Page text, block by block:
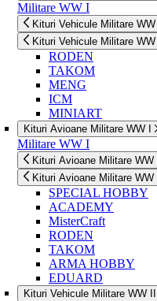
Militare WW I
Kituri Vehicule Militare WW I
Kituri Vehicule Militare WW I
RODEN
TAKOM
MENG
ICM
MINIART
Kituri Avioane Militare WW I
Militare WW I
Kituri Avioane Militare WW I
Kituri Avioane Militare WW I
SPECIAL HOBBY
ACADEMY
MisterCraft
RODEN
TAKOM
ARMA HOBBY
EDUARD
Kituri Vehicule Militare WW II